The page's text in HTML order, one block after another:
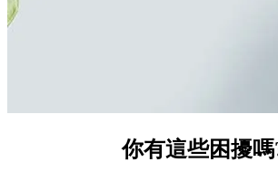
你有這些困擾嗎